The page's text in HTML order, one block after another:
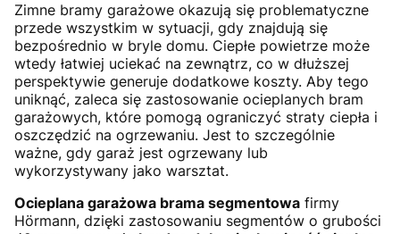
Zimne bramy garażowe okazują się problematyczne
przede wszystkim w sytuacji, gdy znajdują się
bezpośrednio w bryle domu. Ciepłe powietrze może
wtedy łatwiej uciekać na zewnątrz, co w dłuższej
perspektywie generuje dodatkowe koszty. Aby tego
uniknąć, zaleca się zastosowanie ocieplanych bram
garażowych, które pomogą ograniczyć straty ciepła i
oszczędzić na ogrzewaniu. Jest to szczególnie
ważne, gdy garaż jest ogrzewany lub
wykorzystywany jako warsztat.
Ocieplana garażowa brama segmentowa firmy
Hörmann, dzięki zastosowaniu segmentów o grubości